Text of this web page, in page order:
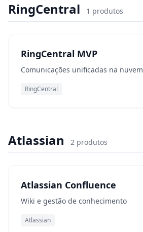
RingCentral 1 produtos
RingCentral MVP
Comunicações unificadas na nuvem
RingCentral
Atlassian 2 produtos
Atlassian Confluence
Wiki e gestão de conhecimento
Atlassian